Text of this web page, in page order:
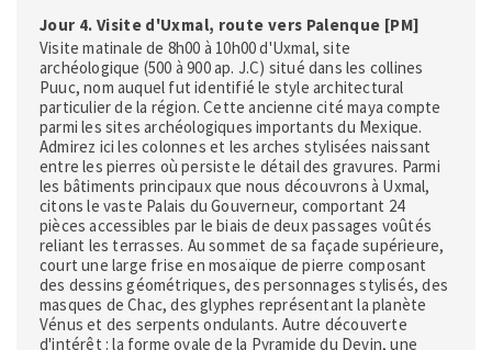
Jour 4. Visite d'Uxmal, route vers Palenque [PM]
Visite matinale de 8h00 à 10h00 d'Uxmal, site
archéologique (500 à 900 ap. J.C) situé dans les collines
Puuc, nom auquel fut identifié le style architectural
particulier de la région. Cette ancienne cité maya compte
parmi les sites archéologiques importants du Mexique.
Admirez ici les colonnes et les arches stylisées naissant
entre les pierres où persiste le détail des gravures. Parmi
les bâtiments principaux que nous découvrons à Uxmal,
citons le vaste Palais du Gouverneur, comportant 24
pièces accessibles par le biais de deux passages voûtés
reliant les terrasses. Au sommet de sa façade supérieure,
court une large frise en mosaïque de pierre composant
des dessins géométriques, des personnages stylisés, des
masques de Chac, des glyphes représentant la planète
Vénus et des serpents ondulants. Autre découverte
d'intérêt : la forme ovale de la Pyramide du Devin, une